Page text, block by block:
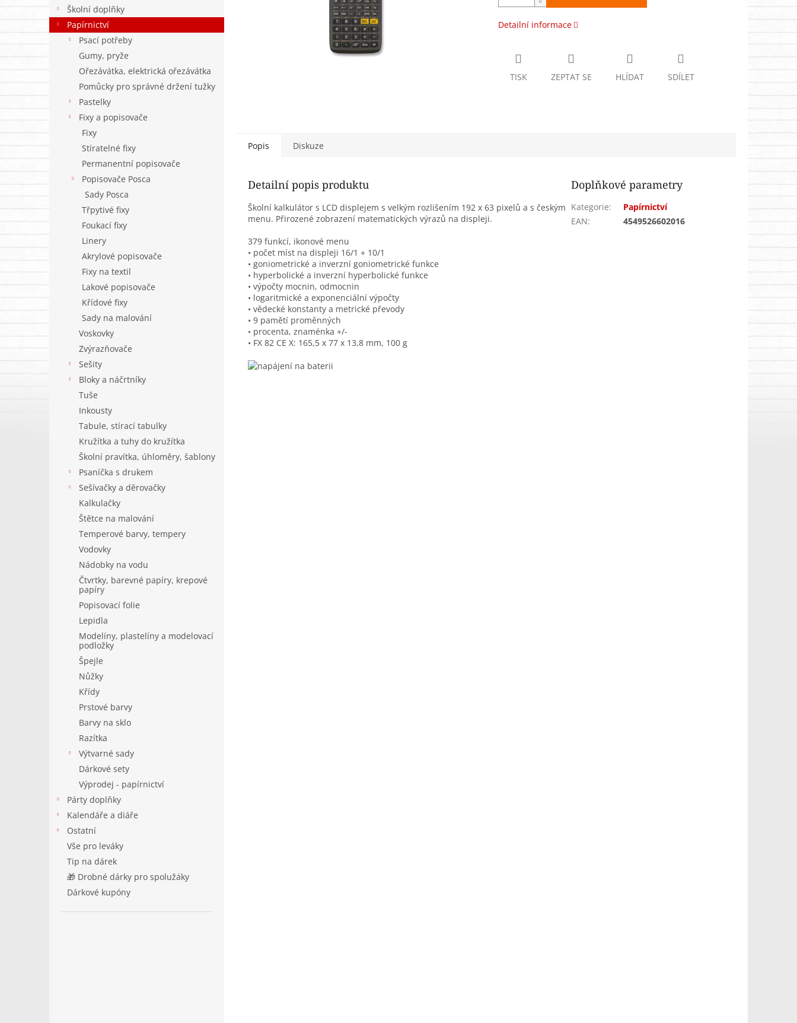
e
l
Školní doplňky
Papírnictví
Psací potřeby
Gumy, pryže
Ořezávátka, elektrická ořezávátka
Pomůcky pro správné držení tužky
Pastelky
Fixy a popisovače
Fixy
Stíratelné fixy
Permanentní popisovače
Popisovače Posca
Sady Posca
Třpytivé fixy
Foukací fixy
Linery
Akrylové popisovače
Fixy na textil
Lakové popisovače
Křídové fixy
Sady na malování
Voskovky
Zvýrazňovače
Sešity
Bloky a náčrtníky
Tuše
Inkousty
Tabule, stírací tabulky
Kružítka a tuhy do kružítka
Školní pravítka, úhloměry, šablony
Psaníčka s drukem
Sešívačky a děrovačky
Kalkulačky
Štětce na malování
Temperové barvy, tempery
Vodovky
Nádobky na vodu
Čtvrtky, barevné papíry, krepové
papíry
Popisovací folie
Lepidla
Modelíny, plastelíny a modelovací
podložky
Špejle
Nůžky
Křídy
Prstové barvy
Barvy na sklo
Razítka
Výtvarné sady
Dárkové sety
Výprodej - papírnictví
Párty doplňky
Kalendáře a diáře
Ostatní
Vše pro leváky
Tip na dárek
🎁 Drobné dárky pro spolužáky
Dárkové kupóny
Detailní informace
TISK ZEPTAT SE HLÍDAT SDÍLET
Popis Diskuze
Detailní popis produktu
Školní kalkulátor s LCD displejem s velkým rozlišením 192 x 63 pixelů a s českým
menu. Přirozené zobrazení matematických výrazů na displeji.
379 funkcí, ikonové menu
• počet míst na displeji 16/1 + 10/1
• goniometrické a inverzní goniometrické funkce
• hyperbolické a inverzní hyperbolické funkce
• výpočty mocnin, odmocnin
• logaritmické a exponenciální výpočty
• vědecké konstanty a metrické převody
• 9 pamětí proměnných
• procenta, znaménka +/-
• FX 82 CE X: 165,5 x 77 x 13,8 mm, 100 g
Doplňkové parametry
Kategorie:
Papírnictví
EAN: 4549526602016